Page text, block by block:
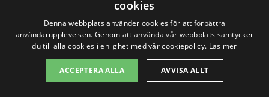
enkelt begära flera offerter från erfarna
stenläggare och få en kostnadsfri
värdering av ditt projekt. För att optimera
dina möjligheter, se till att beskriva ditt
cookies
Denna webbplats använder cookies för att förbättra
användarupplevelsen. Genom att använda vår webbplats samtycker
du till alla cookies i enlighet med vår cookiepolicy. Läs mer
ACCEPTERA ALLA AVVISA ALLT